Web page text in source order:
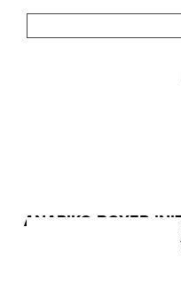
ΑΝΔΡΙΚΟ BOXER